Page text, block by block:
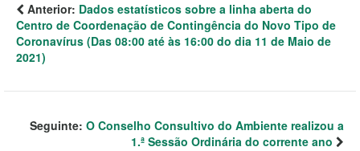
Anterior: Dados estatísticos sobre a linha aberta do
Centro de Coordenação de Contingência do Novo Tipo de
Coronavírus (Das 08:00 até às 16:00 do dia 11 de Maio de
2021)
Seguinte: O Conselho Consultivo do Ambiente realizou a
1.ª Sessão Ordinária do corrente ano